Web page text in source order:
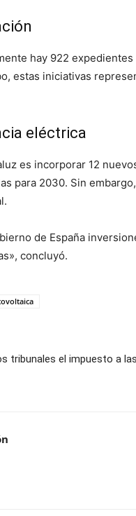
hay 922
estas iniciativas
eléctrica
es incorporar 12
para 2030. Sin
de España
concluyó.
tribunales el impuesto a